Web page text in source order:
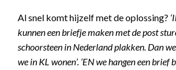
Al snel komt hijzelf met de oplossing?
kunnen een briefje maken met de post
schoorsteen in Nederland plakken. Dan
we in KL wonen’. ‘EN we hangen een brief